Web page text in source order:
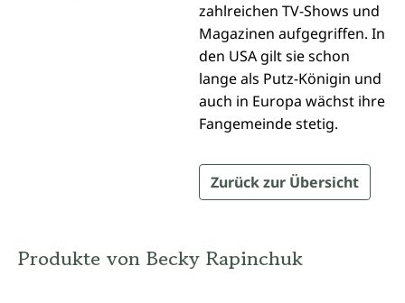
zahlreichen TV-Shows und
Magazinen aufgegriffen. In
den USA gilt sie schon
lange als Putz-Königin und
auch in Europa wächst ihre
Fangemeinde stetig.
Zurück zur Übersicht
Produkte von Becky Rapinchuk